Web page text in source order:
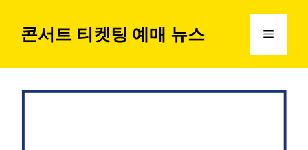
콘서트 티켓팅 예매 뉴스 메